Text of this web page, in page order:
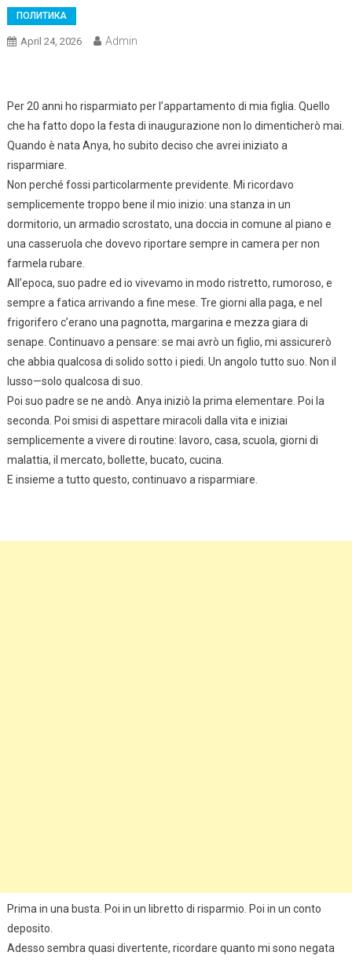
ПОЛИТИКА
April 24, 2026 Admin
Per 20 anni ho risparmiato per l’appartamento di mia figlia. Quello
che ha fatto dopo la festa di inaugurazione non lo dimenticherò mai.
Quando è nata Anya, ho subito deciso che avrei iniziato a
risparmiare.
Non perché fossi particolarmente previdente. Mi ricordavo
semplicemente troppo bene il mio inizio: una stanza in un
dormitorio, un armadio scrostato, una doccia in comune al piano e
una casseruola che dovevo riportare sempre in camera per non
farmela rubare.
All’epoca, suo padre ed io vivevamo in modo ristretto, rumoroso, e
sempre a fatica arrivando a fine mese. Tre giorni alla paga, e nel
frigorifero c’erano una pagnotta, margarina e mezza giara di
senape. Continuavo a pensare: se mai avrò un figlio, mi assicurerò
che abbia qualcosa di solido sotto i piedi. Un angolo tutto suo. Non il
lusso—solo qualcosa di suo.
Poi suo padre se ne andò. Anya iniziò la prima elementare. Poi la
seconda. Poi smisi di aspettare miracoli dalla vita e iniziai
semplicemente a vivere di routine: lavoro, casa, scuola, giorni di
malattia, il mercato, bollette, bucato, cucina.
E insieme a tutto questo, continuavo a risparmiare.
Prima in una busta. Poi in un libretto di risparmio. Poi in un conto
deposito.
Adesso sembra quasi divertente, ricordare quanto mi sono negata